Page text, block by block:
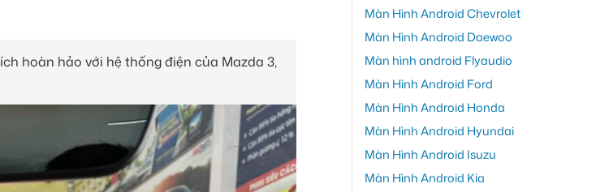
hoàn hảo với hệ thống điện của Mazda 3,
Màn Hình Android Chevrolet
Màn Hình Android Daewoo
Màn hình android Flyaudio
Màn Hình Android Ford
Màn Hình Android Honda
Màn Hình Android Hyundai
Màn Hình Android Isuzu
Màn Hình Android Kia